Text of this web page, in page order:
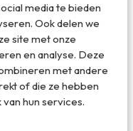
media te bieden
Ook delen we
site met onze
en analyse. Deze
met andere
of die ze hebben
hun services.